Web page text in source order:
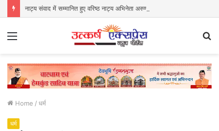
नाट्य संवाद में सम्मानित हुए वरिष्ठ नाट्य अभिनेता अरुण कुमार वर्मा
Home / धर्म
धर्म